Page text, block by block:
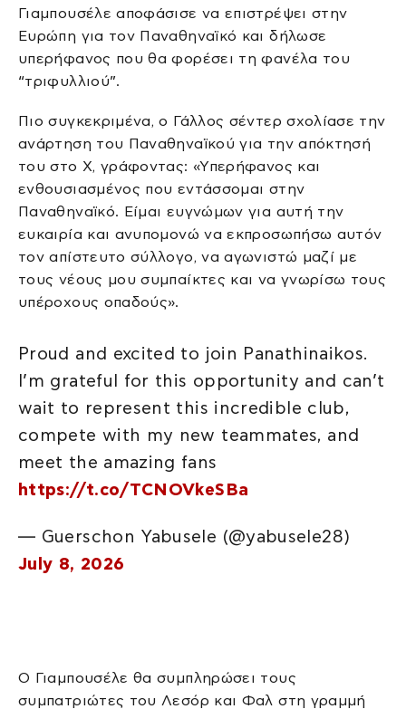
Γιαμπουσέλε αποφάσισε να επιστρέψει στην
Ευρώπη για τον Παναθηναϊκό και δήλωσε
υπερήφανος που θα φορέσει τη φανέλα του
“τριφυλλιού”.
Πιο συγκεκριμένα, ο Γάλλος σέντερ σχολίασε την
ανάρτηση του Παναθηναϊκού για την απόκτησή
του στο X, γράφοντας: «Υπερήφανος και
ενθουσιασμένος που εντάσσομαι στην
Παναθηναϊκό. Είμαι ευγνώμων για αυτή την
ευκαιρία και ανυπομονώ να εκπροσωπήσω αυτόν
τον απίστευτο σύλλογο, να αγωνιστώ μαζί με
τους νέους μου συμπαίκτες και να γνωρίσω τους
υπέροχους οπαδούς».
Proud and excited to join Panathinaikos.
I’m grateful for this opportunity and can’t
wait to represent this incredible club,
compete with my new teammates, and
meet the amazing fans
https://t.co/TCNOVkeSBa
— Guerschon Yabusele (@yabusele28)
July 8, 2026
Ο Γιαμπουσέλε θα συμπληρώσει τους
συμπατριώτες του Λεσόρ και Φαλ στη γραμμή